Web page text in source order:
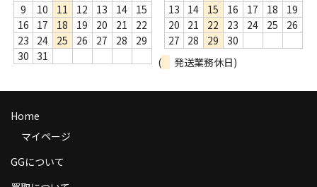
Webのみ no.4
売り切れ
商品の発送
お支払い方法
9
10 11 12 13 14
15
16
17 18 19 20 21
22
23
24 25 26 27 28
29
30
31
13
14 15 16 17 18
19
20
21 22 23 24 25
26
27
28 29
30
(
発送業務休日)
Home
マイページ
GGについて